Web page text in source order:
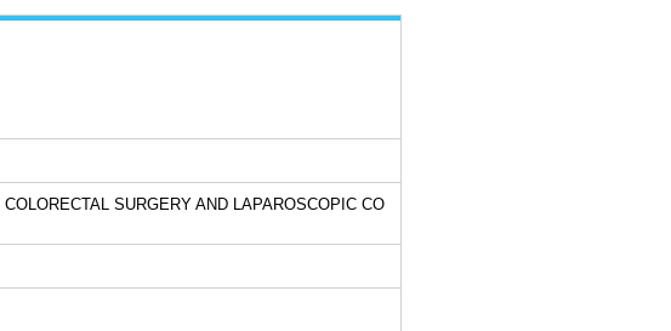
SURGERY AND LAPAROSCOPIC CO